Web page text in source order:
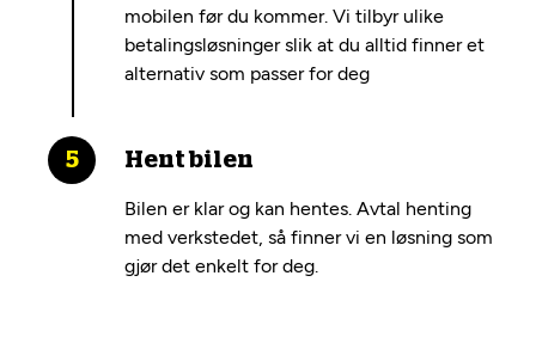
mobilen før du kommer. Vi tilbyr ulike
betalingsløsninger slik at du alltid finner et
alternativ som passer for deg
Hent bilen
Bilen er klar og kan hentes. Avtal henting
med verkstedet, så finner vi en løsning som
gjør det enkelt for deg.